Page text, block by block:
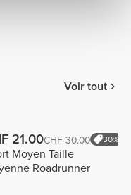
Voir tout
21.00CHF 30.00 30%
Moyen Taille
Roadrunner